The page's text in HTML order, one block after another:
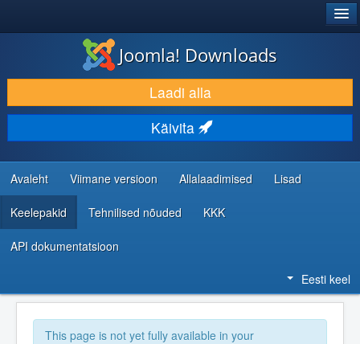
LAADI ALLA JA LAIENDA
AVASTA JA ÕPI
KOGUKOND JA KASUTAJATUGI
RESSURSID ARENDAJATELE
Joomla! Downloads
Laadi alla
Käivita
Avaleht Viimane versioon Allalaadimised Lisad
Keelepakid Tehnilised nõuded KKK
API dokumentatsioon
Eesti keel
This page is not yet fully available in your